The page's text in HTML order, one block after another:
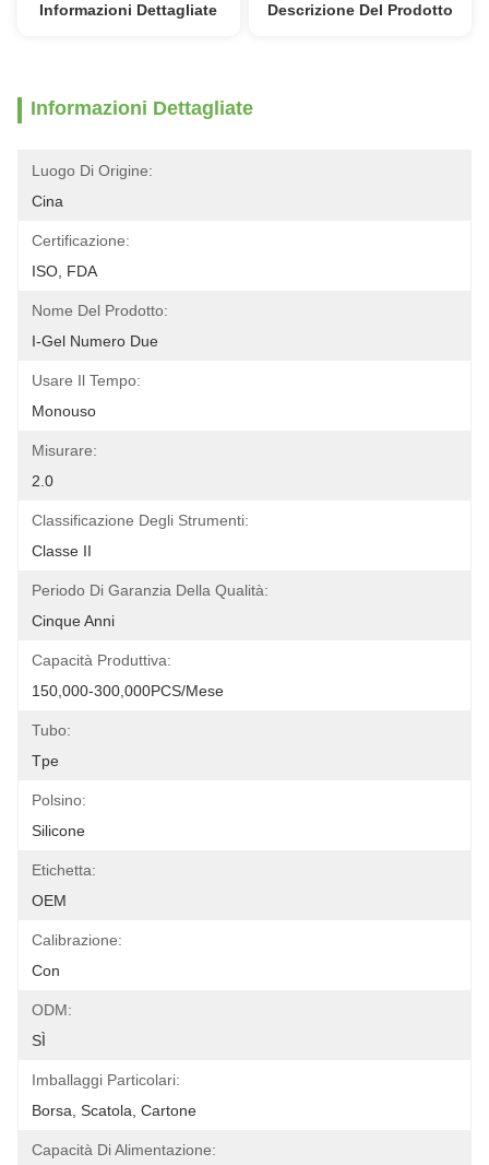
Informazioni Dettagliate Descrizione Del Prodotto
Informazioni Dettagliate
Luogo Di Origine:
Cina
Certificazione:
ISO, FDA
Nome Del Prodotto:
I-Gel Numero Due
Usare Il Tempo:
Monouso
Misurare:
2.0
Classificazione Degli Strumenti:
Classe II
Periodo Di Garanzia Della Qualità:
Cinque Anni
Capacità Produttiva:
150,000-300,000PCS/Mese
Tubo:
Tpe
Polsino:
Silicone
Etichetta:
OEM
Calibrazione:
Con
ODM:
SÌ
Imballaggi Particolari:
Borsa, Scatola, Cartone
Capacità Di Alimentazione: